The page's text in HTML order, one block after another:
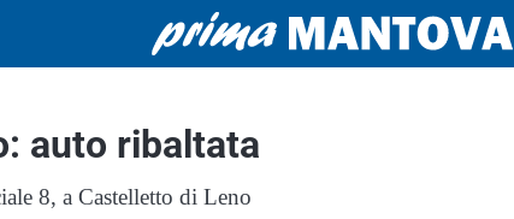
auto ribaltata
8, a Castelletto di Leno